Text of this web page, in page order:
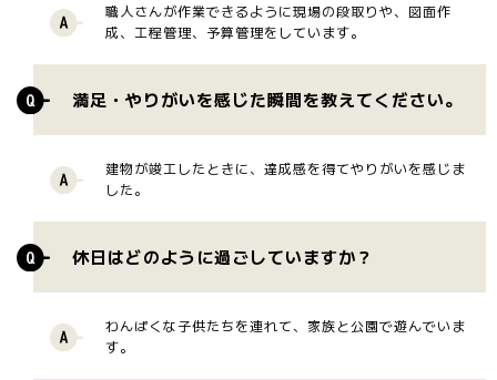
職人さんが作業できるように現場の段取りや、図面作
成、工程管理、予算管理をしています。
満足・やりがいを感じた瞬間を教えてください。
建物が竣工したときに、達成感を得てやりがいを感じま
した。
休日はどのように過ごしていますか？
わんぱくな子供たちを連れて、家族と公園で遊んでいま
す。